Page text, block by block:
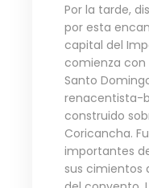
Por la tarde,
por esta
capital del
comienza con
Santo
renacentista-
construido
Coricancha.
importantes
sus cimientos